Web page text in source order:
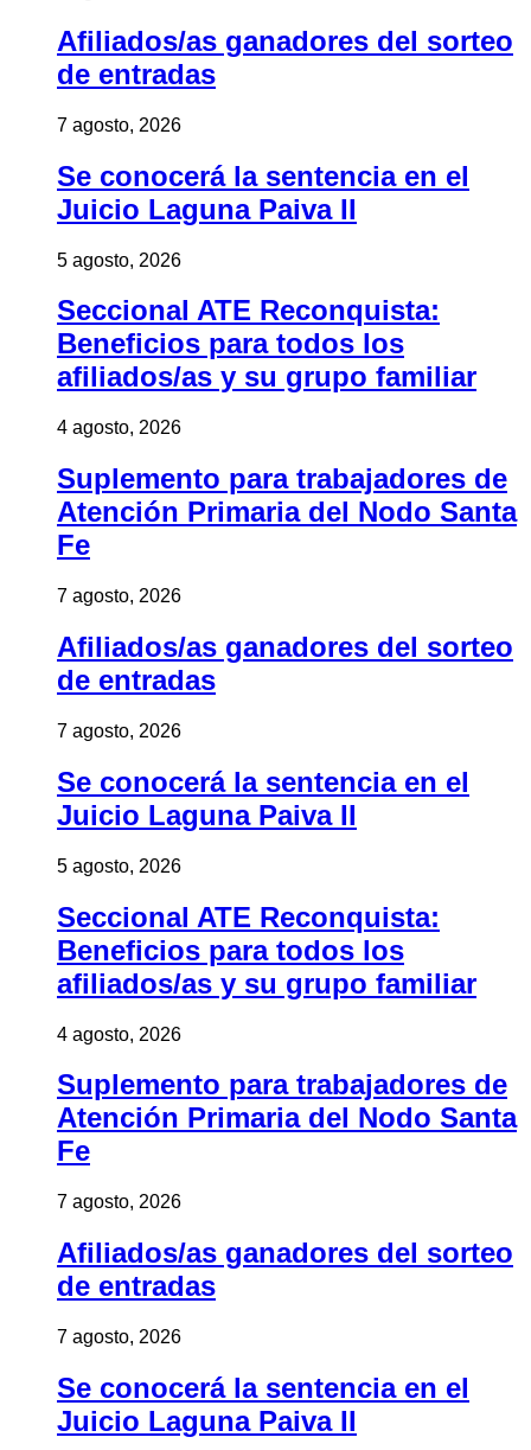
Afiliados/as ganadores del sorteo
de entradas
7 agosto, 2026
Se conocerá la sentencia en el
Juicio Laguna Paiva II
5 agosto, 2026
Seccional ATE Reconquista:
Beneficios para todos los
afiliados/as y su grupo familiar
4 agosto, 2026
Suplemento para trabajadores de
Atención Primaria del Nodo Santa
Fe
7 agosto, 2026
Afiliados/as ganadores del sorteo
de entradas
7 agosto, 2026
Se conocerá la sentencia en el
Juicio Laguna Paiva II
5 agosto, 2026
Seccional ATE Reconquista:
Beneficios para todos los
afiliados/as y su grupo familiar
4 agosto, 2026
Suplemento para trabajadores de
Atención Primaria del Nodo Santa
Fe
7 agosto, 2026
Afiliados/as ganadores del sorteo
de entradas
7 agosto, 2026
Se conocerá la sentencia en el
Juicio Laguna Paiva II